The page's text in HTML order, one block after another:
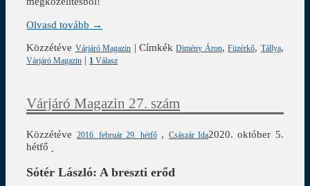
Olvasd tovább →
Közzétéve Várjáró Magazin |Címkék Dimény Áron,Füzérkő, Tállya,
Várjáró Magazin | 1 Válasz
Várjáró Magazin 27. szám
Közzétéve 2016. február 29. hétfő , Császár Ida2020. október 5.
hétfő
Sótér László: A breszti erőd